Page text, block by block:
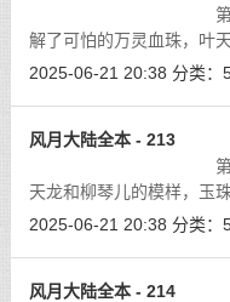
第二十一集第
解了可怕的万灵血珠，叶
达等人的逃脱使得天龙军
2025-06-21 20:38 分类：
风月大陆全本 - 213
第二十一集
天龙和柳琴儿的模样，玉
要求，再看到那一套留给
2025-06-21 20:38 分类：
风月大陆全本 - 214